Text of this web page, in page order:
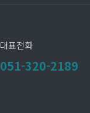
대표전화
051-320-2189